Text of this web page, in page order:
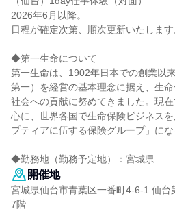
2026年6月以降。
日程が確定次第、順次更新いたします
◆第一生命について
第一生命は、1902年日本での創業以
第一）を経営の基本理念に据え、生
社会への貢献に努めてきました。現
心に、世界各国で生命保険ビジネス
プティアに伍する保険グループ」に
◆勤務地（勤務予定地）：宮城県
開催地
宮城県仙台市青葉区一番町4-6-1 仙
7階